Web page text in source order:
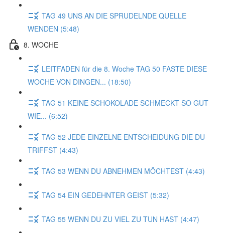
TAG 49 UNS AN DIE SPRUDELNDE QUELLE
WENDEN (5:48)
8. WOCHE
LEITFADEN für die 8. Woche TAG 50 FASTE DIESE
WOCHE VON DINGEN... (18:50)
TAG 51 KEINE SCHOKOLADE SCHMECKT SO GUT
WIE... (6:52)
TAG 52 JEDE EINZELNE ENTSCHEIDUNG DIE DU
TRIFFST (4:43)
TAG 53 WENN DU ABNEHMEN MÖCHTEST (4:43)
TAG 54 EIN GEDEHNTER GEIST (5:32)
TAG 55 WENN DU ZU VIEL ZU TUN HAST (4:47)